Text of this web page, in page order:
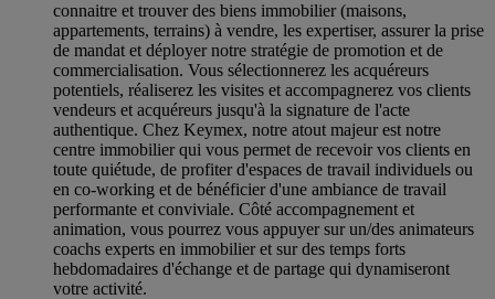
connaitre et trouver des biens immobilier (maisons,
appartements, terrains) à vendre, les expertiser, assurer la prise
de mandat et déployer notre stratégie de promotion et de
commercialisation. Vous sélectionnerez les acquéreurs
potentiels, réaliserez les visites et accompagnerez vos clients
vendeurs et acquéreurs jusqu'à la signature de l'acte
authentique. Chez Keymex, notre atout majeur est notre
centre immobilier qui vous permet de recevoir vos clients en
toute quiétude, de profiter d'espaces de travail individuels ou
en co-working et de bénéficier d'une ambiance de travail
performante et conviviale. Côté accompagnement et
animation, vous pourrez vous appuyer sur un/des animateurs
coachs experts en immobilier et sur des temps forts
hebdomadaires d'échange et de partage qui dynamiseront
votre activité.